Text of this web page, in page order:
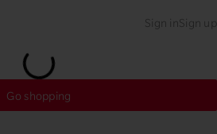
Sign inSign up
Go shopping